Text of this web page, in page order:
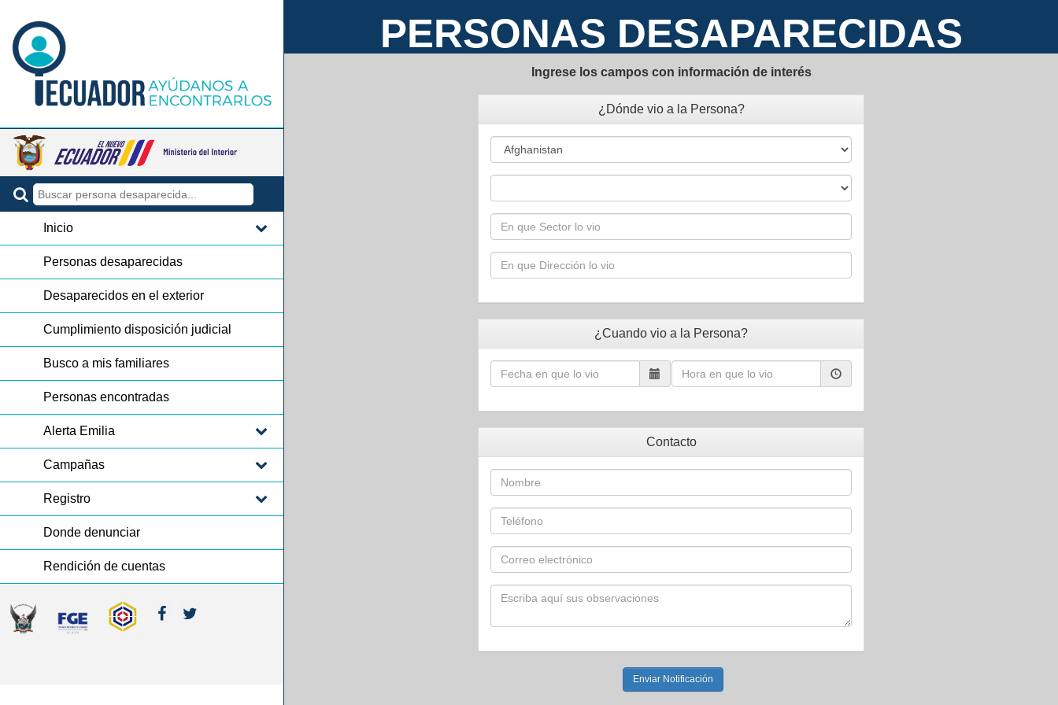
Inicio
Personas desaparecidas
Desaparecidos en el exterior
Cumplimiento disposición judicial
Busco a mis familiares
Personas encontradas
Alerta Emilia
Campañas
Registro
Donde denunciar
Rendición de cuentas
PERSONAS DESAPARECIDAS
Ingrese los campos con información de interés
¿Dónde vio a la Persona?
¿Cuando vio a la Persona?
Contacto